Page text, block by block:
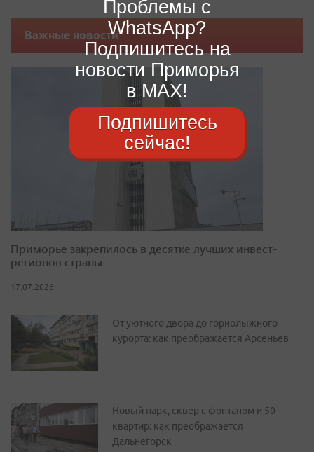
Важные новости
Приморье закрепилось в десятке лучших инвест-
регионов страны
17.07.2026
От уютного двора до горнолыжного
курорта: как преображается Арсеньев
Новый парк, сквер с фонтаном и 50
квартир: как преображается
Дальнегорск
Проблемы с
WhatsApp?
Подпишитесь на
новости Приморья
в MAX!
Подпишитесь
сейчас!